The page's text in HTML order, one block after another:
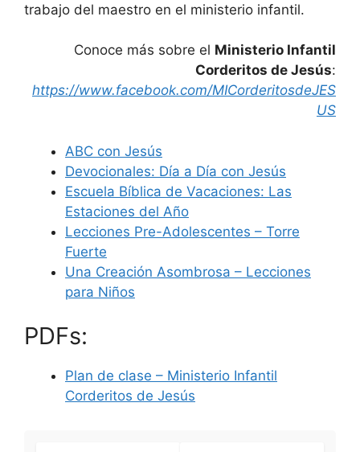
trabajo del maestro en el ministerio infantil.
Conoce más sobre el Ministerio Infantil
Corderitos de Jesús:
https://www.facebook.com/MICorderitosdeJES
US
ABC con Jesús
Devocionales: Día a Día con Jesús
Escuela Bíblica de Vacaciones: Las
Estaciones del Año
Lecciones Pre-Adolescentes – Torre
Fuerte
Una Creación Asombrosa – Lecciones
para Niños
PDFs:
Plan de clase – Ministerio Infantil
Corderitos de Jesús